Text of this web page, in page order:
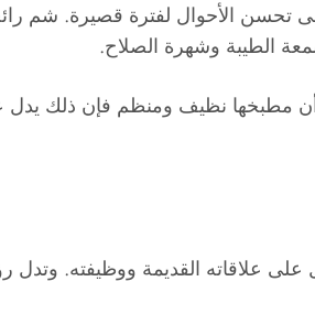
تحسن الأحوال لفترة قصيرة. شم
الطيبة وشهرة الصلاح.
أن مطبخها نظيف ومنظم فإن ذلك
علاقاته القديمة ووظيفته. وتدل